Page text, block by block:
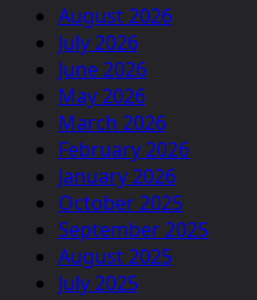
August 2026
July 2026
June 2026
May 2026
March 2026
February 2026
January 2026
October 2025
September 2025
August 2025
July 2025